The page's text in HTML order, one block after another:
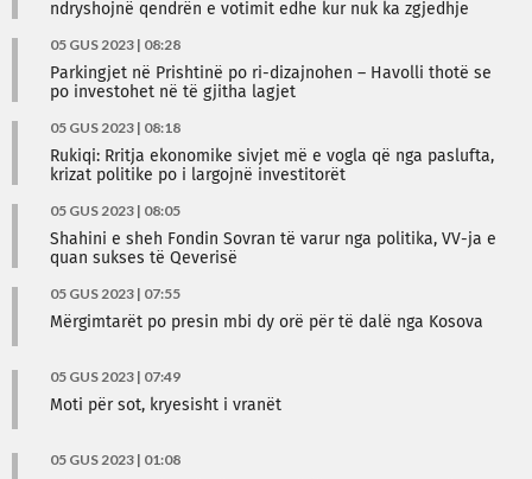
ndryshojnë qendrën e votimit edhe kur nuk ka zgjedhje
05 GUS 2023 | 08:28
Parkingjet në Prishtinë po ri-dizajnohen – Havolli thotë se
po investohet në të gjitha lagjet
05 GUS 2023 | 08:18
Rukiqi: Rritja ekonomike sivjet më e vogla që nga paslufta,
krizat politike po i largojnë investitorët
05 GUS 2023 | 08:05
Shahini e sheh Fondin Sovran të varur nga politika, VV-ja e
quan sukses të Qeverisë
05 GUS 2023 | 07:55
Mërgimtarët po presin mbi dy orë për të dalë nga Kosova
05 GUS 2023 | 07:49
Moti për sot, kryesisht i vranët
05 GUS 2023 | 01:08